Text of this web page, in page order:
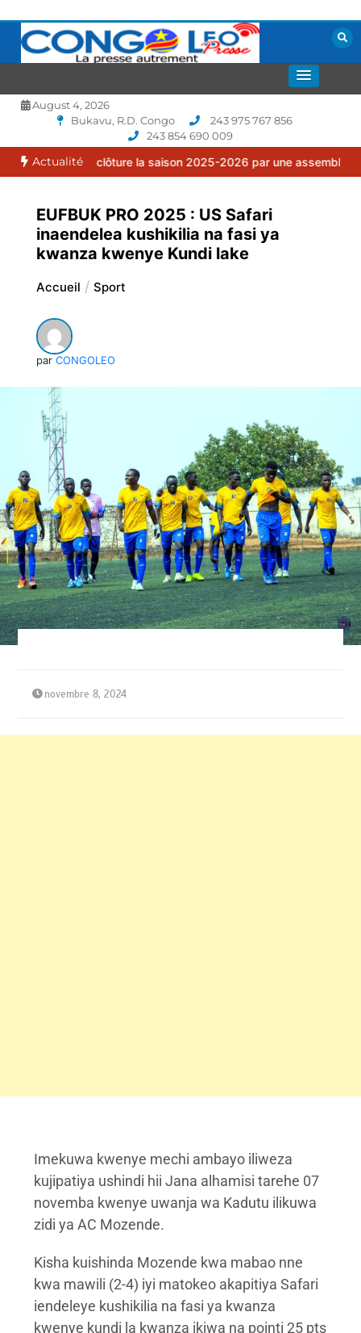
contenu
CONGOLEO
August 4, 2026
Bukavu, R.D. Congo
243 975 767 856
243 854 690 009
Actualité
clôture la saison 2025-2026 par une assemblée générale
EUFBUK PRO 2025 : US Safari
inaendelea kushikilia na fasi ya
kwanza kwenye Kundi lake
Accueil Sport
par CONGOLEO
novembre 8, 2024
Imekuwa kwenye mechi ambayo iliweza
kujipatiya ushindi hii Jana alhamisi tarehe 07
novemba kwenye uwanja wa Kadutu ilikuwa
zidi ya AC Mozende.
Kisha kuishinda Mozende kwa mabao nne
kwa mawili (2-4) iyi matokeo akapitiya Safari
iendeleye kushikilia na fasi ya kwanza
kwenye kundi la kwanza ikiwa na pointi 25 pts